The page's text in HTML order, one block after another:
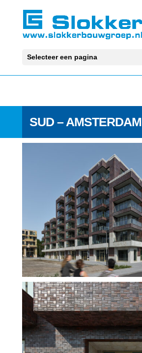
Selecteer een pagina
SUD – AMSTERDAM